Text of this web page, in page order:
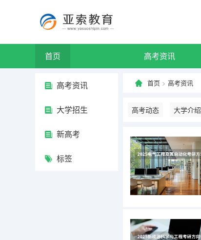
首页 高考资讯
高考资讯
大学招生
新高考
标签
首页 > 高考资讯
高考动态 大学介绍